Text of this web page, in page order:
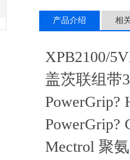
产品介绍 相
XPB2100/
盖茨联组带
PowerGrip?
PowerGrip?
Mectrol 聚